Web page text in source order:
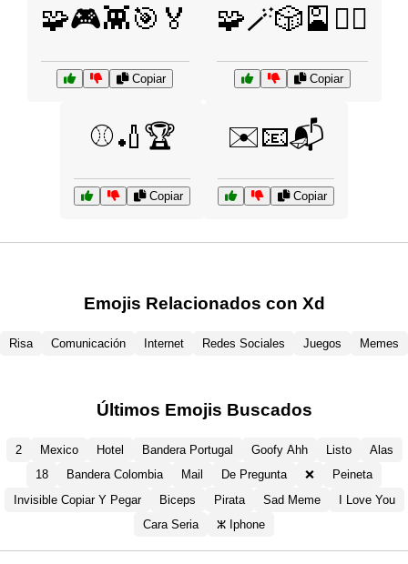
🧩🎮👾🎯🏅
Copiar
🧩🪄🎲🎴🧙‍♂️
Copiar
⚾🏏🏆
Copiar
✉️📧📬
Copiar
Emojis Relacionados con Xd
Risa Comunicación Internet Redes Sociales Juegos Memes
Últimos Emojis Buscados
2 Mexico Hotel Bandera Portugal Goofy Ahh Listo
Alas
18
Bandera Colombia Mail De Pregunta ❌
Peineta
Invisible Copiar Y Pegar
Biceps Pirata Sad Meme
I Love You
Cara Seria
ⵣ Iphone